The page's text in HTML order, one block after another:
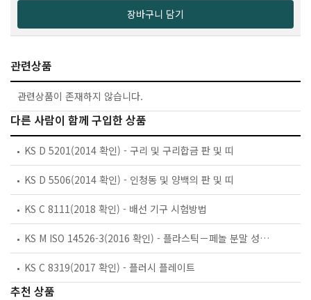
장바구니 담기
관련상품
관련상품이 존재하지 않습니다.
다른 사람이 함께 구입한 상품
KS D 5201(2014 확인) - 구리 및 구리합금 판 및 띠
KS D 5506(2014 확인) - 인청동 및 양백의 판 및 띠
KS C 8111(2018 확인) - 배선 기구 시험방법
KS M ISO 14526-3(2016 확인) - 플라스틱－페놀 분말 성형 콤파운드(PF－PMCs)－제3부：성형 콤파운드에 대한 요구 사항
KS C 8319(2017 확인) - 플러시 플레이트
추천 상품